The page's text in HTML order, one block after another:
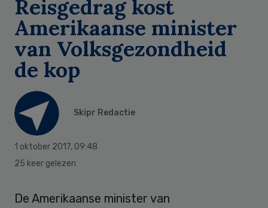
Reisgedrag kost
Amerikaanse minister
van Volksgezondheid
de kop
Skipr Redactie
1 oktober 2017, 09:48
25 keer gelezen
De Amerikaanse minister van